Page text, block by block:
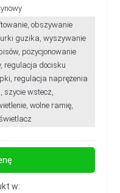
obszywanie
guzika, wyszywanie
pozycjonowanie
regulacja docisku
regulacja naprężenia
szycie wstecz,
wolne ramię,
w: